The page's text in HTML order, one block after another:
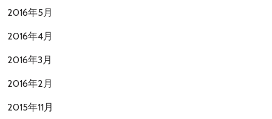
2016年5月
2016年4月
2016年3月
2016年2月
2015年11月